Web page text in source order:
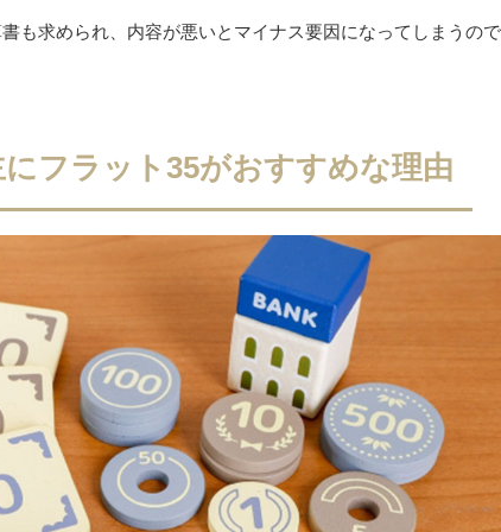
も求められ、内容が悪いとマイナス要因になってしまうの
フラット35がおすすめな理由